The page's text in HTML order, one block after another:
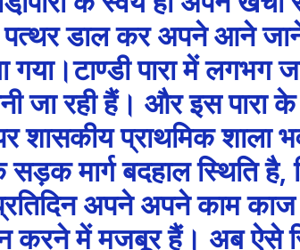
पत्थर डाल कर अपने आने
गया।टाण्डी पारा में
जा रही हैं। और इस पारा
शासकीय प्राथमिक शाला
मार्ग बदहाल स्थिति है,
अपने अपने काम
में मजबूर हैं। अब ऐसे